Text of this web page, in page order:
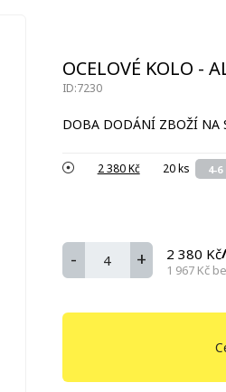
OCELOVÉ KOLO -
ID:7230
DOBA DODÁNÍ ZBOŽÍ NA
2 380 Kč 20 ks 4-
- + 2 380 Kč
1 967 Kč